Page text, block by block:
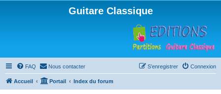
Guitare Classique
FAQ Nous contacter Connexion
S’enregistrer
Accueil Portail Index du forum